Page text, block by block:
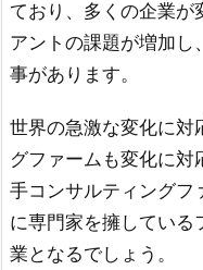
ており、多くの企業が
アントの課題が増加し、
事があります。
世界の急激な変化に対
グファームも変化に対
手コンサルティングフ
に専門家を擁している
業となるでしょう。